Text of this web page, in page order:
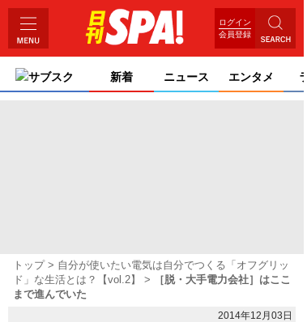
ログイン
会員登録
サブスク 新着 ニュース エンタメ
トップ
自分が使いたい電気は自分でつくる「オフグリッ
ド」な生活とは？【vol.2】
［脱・大手電力会社］はここ
まで進んでいた
2014年12月03日